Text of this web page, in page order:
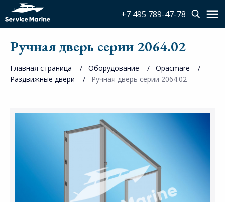
+7 495 789-47-78
Ручная дверь серии 2064.02
Главная страница Оборудование
Opacmare
Раздвижные двери
Ручная дверь серии 2064.02